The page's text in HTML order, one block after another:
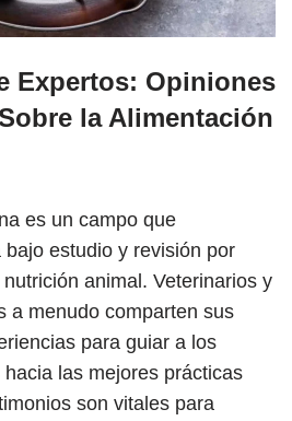
Expertos: Opiniones
la Alimentación
es un campo que
estudio y revisión por
animal. Veterinarios y
a menudo comparten sus
para guiar a los
las mejores prácticas
son vitales para